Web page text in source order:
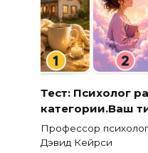
Тест: Психолог
категории.Ваш
Профессор
Дэвид Кейрси